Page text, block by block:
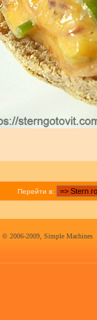
Перейти в:
2006-2009, Simple Machines